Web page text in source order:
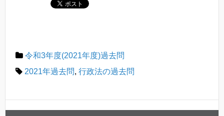
令和3年度(2021年度)過去問
2021年過去問, 行政法の過去問